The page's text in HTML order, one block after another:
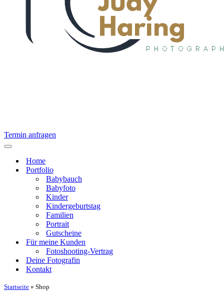
Termin anfragen
Navigationsmenü
Home
Portfolio
Babybauch
Babyfoto
Kinder
Kindergeburtstag
Familien
Portrait
Gutscheine
Für meine Kunden
Fotoshooting-Vertrag
Deine Fotografin
Kontakt
Startseite » Shop